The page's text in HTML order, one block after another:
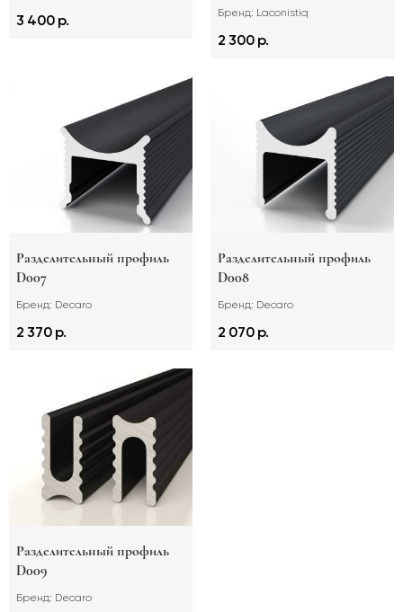
3 400 р. Бренд: Laconistiq
2 300 р.
Разделительный профиль
D007
Бренд: Decaro
2 370 р.
Разделительный профиль
D008
Бренд: Decaro
2 070 р.
Разделительный профиль
D009
Бренд: Decaro